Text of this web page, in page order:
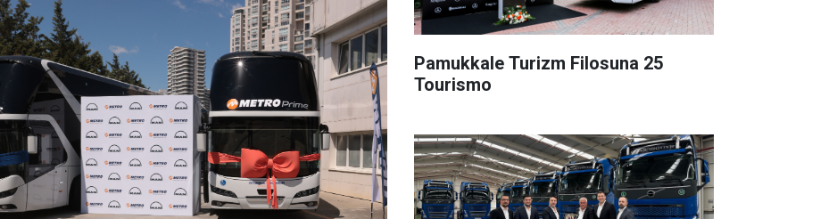
Pamukkale Turizm Filosuna 25
Tourismo